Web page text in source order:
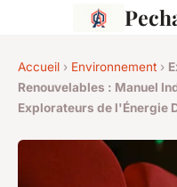
Accueil › Environnement ›
Renouvelables : Manuel
Explorateurs de l'Énergie